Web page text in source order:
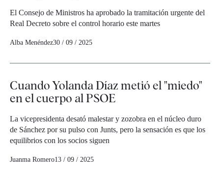
El Consejo de Ministros ha aprobado la tramitación urgente del
Real Decreto sobre el control horario este martes
Alba Menéndez30 / 09 / 2025
Cuando Yolanda Díaz metió el "miedo"
en el cuerpo al PSOE
La vicepresidenta desató malestar y zozobra en el núcleo duro
de Sánchez por su pulso con Junts, pero la sensación es que los
equilibrios con los socios siguen
Juanma Romero13 / 09 / 2025